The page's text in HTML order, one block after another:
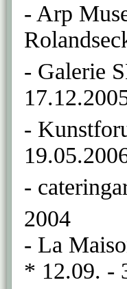
- Arp
- Galerie
-
-
2004
- La
* 12.09. -